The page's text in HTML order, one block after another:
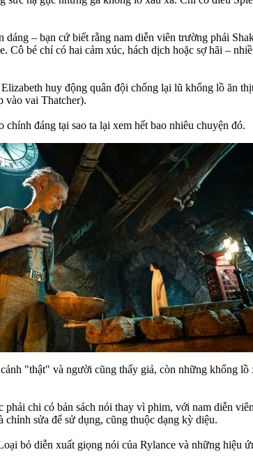
– bạn cứ biết rằng nam diễn viên trường phái
bé chỉ có hai cảm xúc, hách dịch hoặc sợ hãi –
huy động quân đội chống lại lũ khổng lồ ăn
vào vai Thatcher).
đáng tại sao ta lại xem hết bao nhiêu chuyện đó.
"thật" và người cũng thấy giả, còn những khổng
chi có bản sách nói thay vì phim, với nam diễn
sửa để sử dụng, cũng thuộc dạng kỳ diệu.
bỏ diễn xuất giọng nói của Rylance và những hiệu